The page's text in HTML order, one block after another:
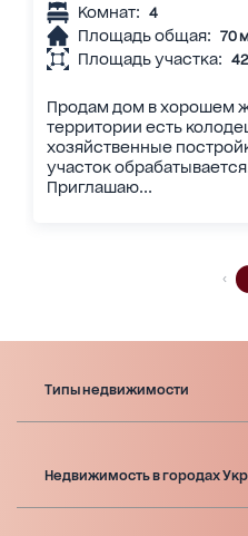
Комнат: 4
Площадь общая: 70
Площадь участка:
Продам дом в хорошем
территории есть
хозяйственные
участок
Приглашаю...
Типы недвижимости
Недвижимость в городах